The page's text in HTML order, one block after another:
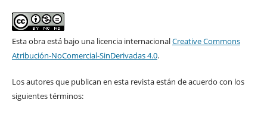
Esta obra está bajo una licencia internacionalCreative Commons
Atribución-NoComercial-SinDerivadas 4.0.
Los autores que publican en esta revista están de acuerdo con los
siguientes términos: